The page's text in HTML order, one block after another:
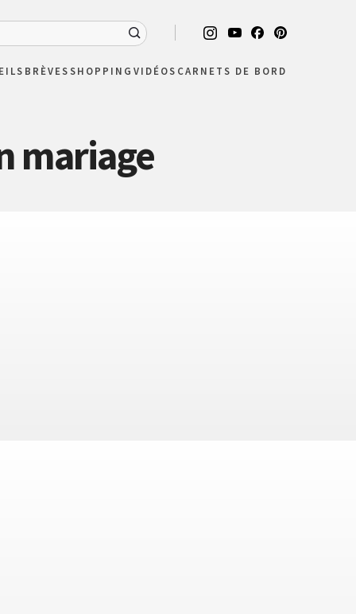
BRÈVESSHOPPING VIDÉOS CARNETS DE BORD
mariage